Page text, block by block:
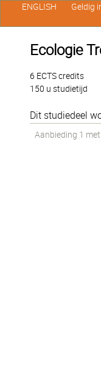
Ecologie
6 ECTS credits
150 u studietijd
Dit studiedeel
Aanbieding 1
ENGLISH Geldig